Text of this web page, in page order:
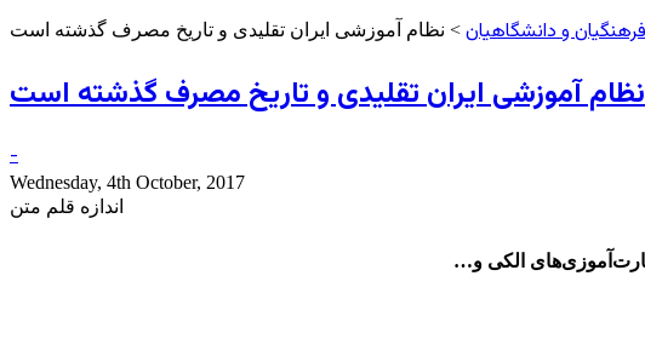
فرهنگیان و دانشگاهیان > نظام آموزشی ایران تقلیدی و تاریخ مصرف‌ گذشته است
نظام آموزشی ایران تقلیدی و تاریخ مصرف‌ گذشته است
-
Wednesday, 4th October, 2017
اندازه قلم متن
الکی و…